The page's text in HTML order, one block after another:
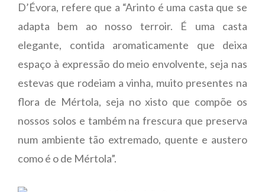
D’Évora, refere que a “Arinto é uma casta que se
adapta bem ao nosso terroir. É uma casta
elegante, contida aromaticamente que deixa
espaço à expressão do meio envolvente, seja nas
estevas que rodeiam a vinha, muito presentes na
flora de Mértola, seja no xisto que compõe os
nossos solos e também na frescura que preserva
num ambiente tão extremado, quente e austero
como é o de Mértola”.